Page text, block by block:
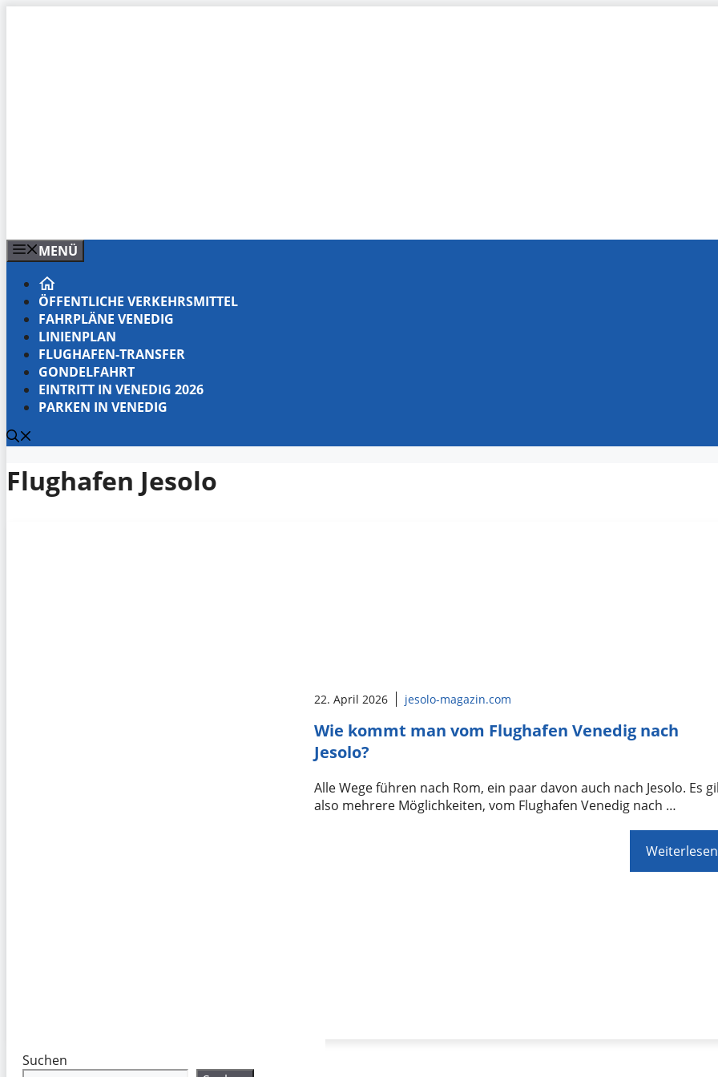
MENÜ
ÖFFENTLICHE VERKEHRSMITTEL
FAHRPLÄNE VENEDIG
LINIENPLAN
FLUGHAFEN-TRANSFER
GONDELFAHRT
EINTRITT IN VENEDIG 2026
PARKEN IN VENEDIG
Flughafen Jesolo
22. April 2026 jesolo-magazin.com
Wie kommt man vom Flughafen Venedig nach
Jesolo?
Alle Wege führen nach Rom, ein paar davon auch nach Jesolo. Es
also mehrere Möglichkeiten, vom Flughafen Venedig nach …
Weiterlesen
Suchen